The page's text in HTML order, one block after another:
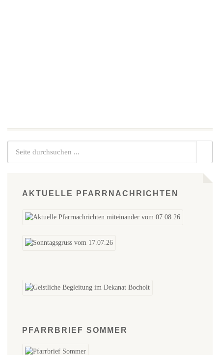
AKTUELLE PFARRNACHRICHTEN
PFARRBRIEF SOMMER